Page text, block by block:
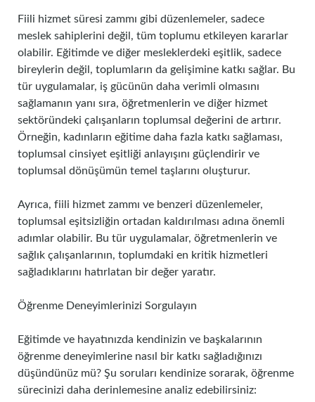
Fiili hizmet süresi zammı gibi düzenlemeler, sadece
meslek sahiplerini değil, tüm toplumu etkileyen kararlar
olabilir. Eğitimde ve diğer mesleklerdeki eşitlik, sadece
bireylerin değil, toplumların da gelişimine katkı sağlar. Bu
tür uygulamalar, iş gücünün daha verimli olmasını
sağlamanın yanı sıra, öğretmenlerin ve diğer hizmet
sektöründeki çalışanların toplumsal değerini de artırır.
Örneğin, kadınların eğitime daha fazla katkı sağlaması,
toplumsal cinsiyet eşitliği anlayışını güçlendirir ve
toplumsal dönüşümün temel taşlarını oluşturur.
Ayrıca, fiili hizmet zammı ve benzeri düzenlemeler,
toplumsal eşitsizliğin ortadan kaldırılması adına önemli
adımlar olabilir. Bu tür uygulamalar, öğretmenlerin ve
sağlık çalışanlarının, toplumdaki en kritik hizmetleri
sağladıklarını hatırlatan bir değer yaratır.
Öğrenme Deneyimlerinizi Sorgulayın
Eğitimde ve hayatınızda kendinizin ve başkalarının
öğrenme deneyimlerine nasıl bir katkı sağladığınızı
düşündünüz mü? Şu soruları kendinize sorarak, öğrenme
sürecinizi daha derinlemesine analiz edebilirsiniz: